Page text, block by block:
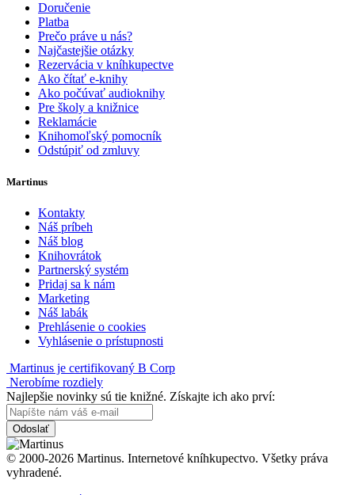
Doručenie
Platba
Prečo práve u nás?
Najčastejšie otázky
Rezervácia v kníhkupectve
Ako čítať e-knihy
Ako počúvať audioknihy
Pre školy a knižnice
Reklamácie
Knihomoľský pomocník
Odstúpiť od zmluvy
Martinus
Kontakty
Náš príbeh
Náš blog
Knihovrátok
Partnerský systém
Pridaj sa k nám
Marketing
Náš labák
Prehlásenie o cookies
Vyhlásenie o prístupnosti
Martinus je certifikovaný B Corp
Nerobíme rozdiely
Najlepšie novinky sú tie knižné. Získajte ich ako prví:
Odoslať
© 2000-2026 Martinus. Internetové kníhkupectvo. Všetky práva
vyhradené.